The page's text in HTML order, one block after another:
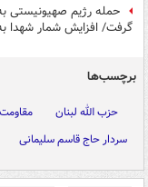
گرفت/ افزایش شمار شهدا به ۳ نفر+
برچسب‌ها
حزب الله لبنان
سردار حاج قاسم سلیمانی